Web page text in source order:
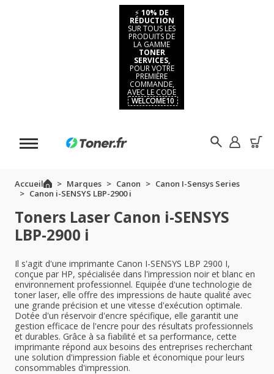
⚡ 10% DE
RÉDUCTION
SUR TOUS LES
PRODUITS DE
LA GAMME
TONER
SERVICES,
POUR VOTRE
PREMIÈRE
COMMANDE,
AVEC LE CODE
WELCOME10
Accueil Marques Canon
Canon I-Sensys Series
Canon i-SENSYS LBP-2900 i
Toners Laser Canon i-SENSYS
LBP-2900 i
Il s'agit d'une imprimante Canon I-SENSYS LBP 2900 I,
conçue par HP, spécialisée dans l'impression noir et blanc en
environnement professionnel. Equipée d'une technologie de
toner laser, elle offre des impressions de haute qualité avec
une grande précision et une vitesse d'exécution optimale.
Dotée d'un réservoir d'encre spécifique, elle garantit une
gestion efficace de l'encre pour des résultats professionnels
et durables. Grâce à sa fiabilité et sa performance, cette
imprimante répond aux besoins des entreprises recherchant
une solution d'impression fiable et économique pour leurs
consommables d'impression.